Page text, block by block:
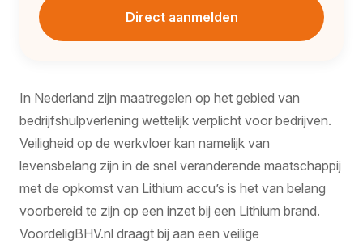
In Nederland zijn maatregelen op het gebied van
bedrijfshulpverlening wettelijk verplicht voor bedrijven.
Veiligheid op de werkvloer kan namelijk van
levensbelang zijn in de snel veranderende maatschappij
met de opkomst van Lithium accu’s is het van belang
voorbereid te zijn op een inzet bij een Lithium brand.
VoordeligBHV.nl draagt bij aan een veilige
Direct aanmelden